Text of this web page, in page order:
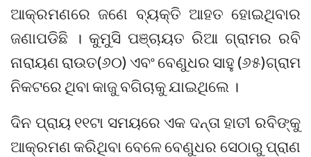
ଆକ୍ରମଣରେ ଜଣେ ବ୍ୟକ୍ତି ଆହତ ହୋଇଥିବାର
ଜଣାପଡିଛି । କୁମୁସି ପଞ୍ଚାୟତ ରିଆ ଗ୍ରାମର ରବି
ନାରାୟଣ ରାଉତ(୬୦) ଏବଂ ବେଣୁଧର ସାହୁ (୬୫)ଗ୍ରାମ
ନିକଟରେ ଥିବା କାଜୁ ବଗିଚାକୁ ଯାଇଥିଲେ ।
ଦିନ ପ୍ରାୟ ୧୧ଟା ସମୟରେ ଏକ ଦନ୍ତା ହାତୀ ରବିଙ୍କୁ
ଆକ୍ରମଣ କରିଥିବା ବେଳେ ବେଣୁଧର ସେଠାରୁ ପ୍ରାଣ